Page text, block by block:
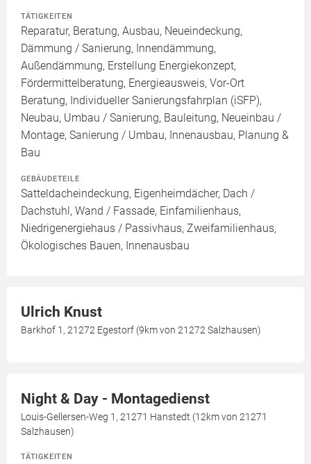
TÄTIGKEITEN
Reparatur, Beratung, Ausbau, Neueindeckung,
Dämmung / Sanierung, Innendämmung,
Außendämmung, Erstellung Energiekonzept,
Fördermittelberatung, Energieausweis, Vor-Ort
Beratung, Individueller Sanierungsfahrplan (iSFP),
Neubau, Umbau / Sanierung, Bauleitung, Neueinbau /
Montage, Sanierung / Umbau, Innenausbau, Planung &
Bau
GEBÄUDETEILE
Satteldacheindeckung, Eigenheimdächer, Dach /
Dachstuhl, Wand / Fassade, Einfamilienhaus,
Niedrigenergiehaus / Passivhaus, Zweifamilienhaus,
Ökologisches Bauen, Innenausbau
Ulrich Knust
Barkhof 1, 21272 Egestorf (9km von 21272 Salzhausen)
Night & Day - Montagedienst
Louis-Gellersen-Weg 1, 21271 Hanstedt (12km von 21271
Salzhausen)
TÄTIGKEITEN